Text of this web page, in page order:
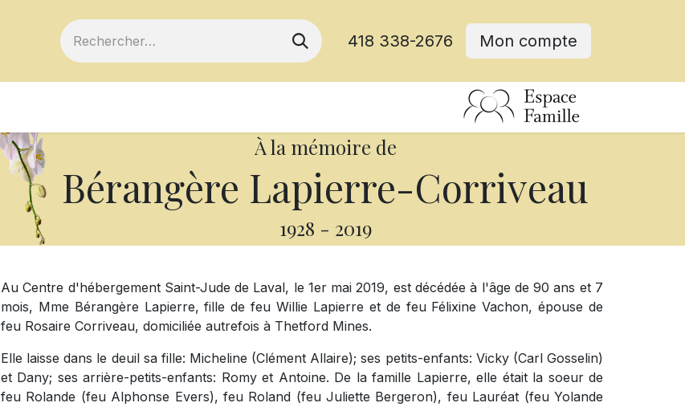
418 338-2676 Mon compte
À la mémoire de
Bérangère Lapierre-Corriveau
1928 - 2019
Au Centre d'hébergement Saint-Jude de Laval, le 1er mai 2019, est décédée à l'âge de 90 ans et 7
mois, Mme Bérangère Lapierre, fille de feu Willie Lapierre et de feu Félixine Vachon, épouse de
feu Rosaire Corriveau, domiciliée autrefois à Thetford Mines.
Elle laisse dans le deuil sa fille: Micheline (Clément Allaire); ses petits-enfants: Vicky (Carl Gosselin)
et Dany; ses arrière-petits-enfants: Romy et Antoine. De la famille Lapierre, elle était la soeur de
feu Rolande (feu Alphonse Evers), feu Roland (feu Juliette Bergeron), feu Lauréat (feu Yolande